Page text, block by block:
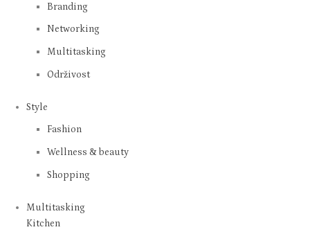
Branding
Networking
Multitasking
Održivost
Style
Fashion
Wellness & beauty
Shopping
Multitasking
Kitchen